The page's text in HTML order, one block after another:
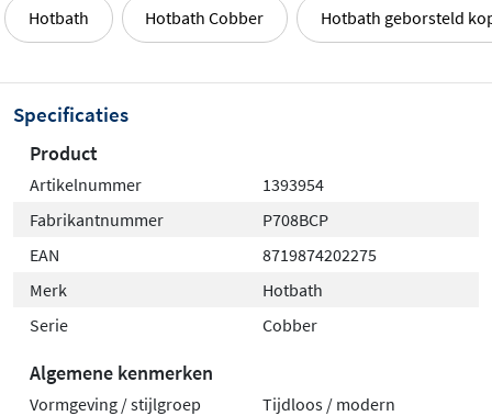
Hotbath Hotbath Cobber Hotbath geborsteld
Specificaties
Product
Artikelnummer
1393954
Fabrikantnummer
P708BCP
EAN
8719874202275
Merk
Hotbath
Serie
Cobber
Algemene kenmerken
Vormgeving / stijlgroep
Tijdloos / modern